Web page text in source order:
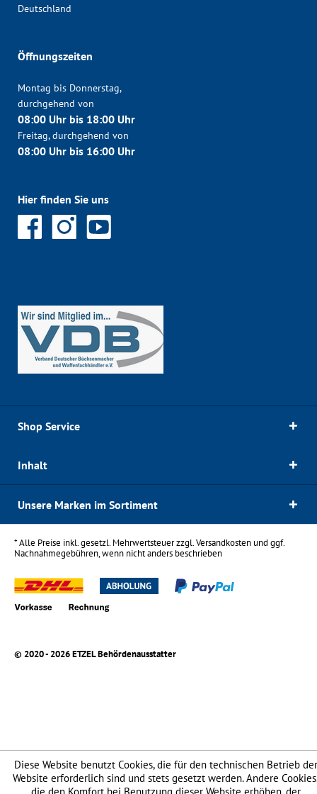
Deutschland
Öffnungszeiten
Montag bis Donnerstag,
durchgehend von
08:00 Uhr bis 18:00 Uhr
Freitag, durchgehend von
08:00 Uhr bis 16:00 Uhr
Hier finden Sie uns
Shop Service
Inhalt
Unsere Marken im Sortiment
* Alle Preise inkl. gesetzl. Mehrwertsteuer zzgl.Versandkostenund ggf.
Nachnahmegebühren, wenn nicht anders beschrieben
© 2020 - 2026 ETZEL Behördenausstatter
Diese Website benutzt Cookies, die für den technischen Betrieb der
Website erforderlich sind und stets gesetzt werden. Andere